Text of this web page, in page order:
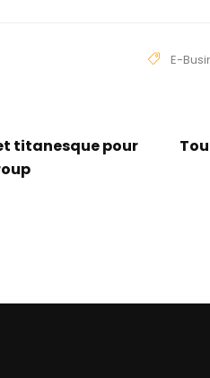
E-
titanesque pour